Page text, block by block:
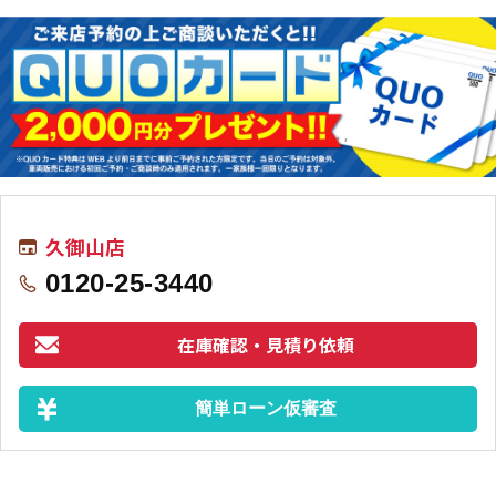
久御山店
0120-25-3440
在庫確認・見積り依頼
簡単ローン仮審査